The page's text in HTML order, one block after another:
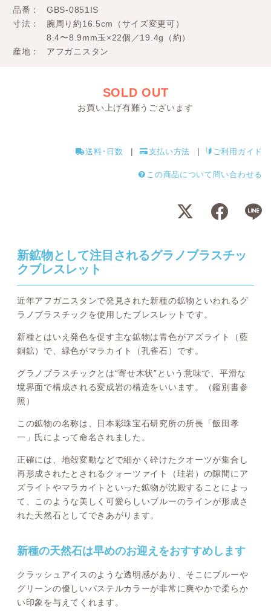
品番
GBS-0851IS
寸法
腕周り約16.5cm（サイズ変更可）
8.4〜8.9mm玉×22個／19.4g（約）
産地
アフガニスタン
SOLD OUT
お買い上げ有難うございます
送料･日数 支払い方法 ご利用ガイド
この商品について問い合わせる
新鉱物として注目されるグラノブラスチッ
クブレスレット
近年アフガニスタンで発見された新種の鉱物といわれるグ
ラノブラスチックを使用したブレスレットです。
新種とはいえ発色を促す主な鉱物は青色がアズライト（藍
銅鉱）で、緑色がマラカイト（孔雀石）です。
グラノブラスチックとは“寄せ木状”という意味で、平滑な
境界面で構成される変成岩の構造をいいます。（鑑別書参
照）
この鉱物の名称は、日本彩珠宝石研究所の所長「飯田孝
一」氏によって命名されました。
正確には、地殻変動などで細かく砕けたクオーツが集合し
再形成されたとされるクォーツァイト（珪岩）の隙間にア
ズライトやマラカイトといった鉱物が沈殿することによっ
て、このような美しく可愛らしいブルーのラインが形成さ
れた天然石としてできあがります。
新種の天然石は早めのお迎えをおすすめします
クラッシュアイスのような透明感があり、そこにブルーや
グリーンの優しいパステルカラーが非常に爽やかで柔らか
い印象を与えてくれます。